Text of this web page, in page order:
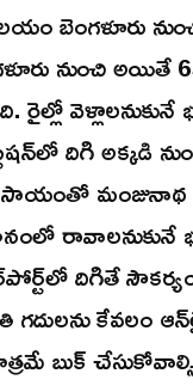
బెంగళూరు
నుంచి అయితే
వెళ్లాలనుకునే
దిగి అక్కడి
సాయంతో
రావాలనుకునే
దిగితే
గదులను కేవలం
బుక్‌